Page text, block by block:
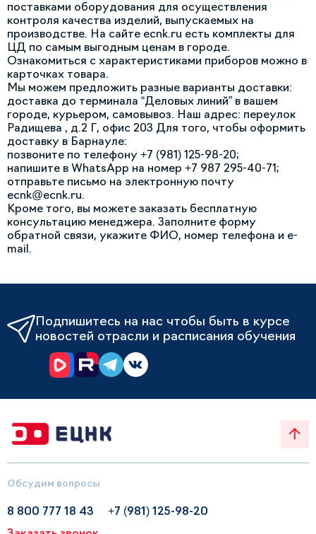
поставками оборудования для осуществления
контроля качества изделий, выпускаемых на
производстве. На сайте ecnk.ru есть комплекты для
ЦД по самым выгодным ценам в городе.
Ознакомиться с характеристиками приборов можно в
карточках товара.
Мы можем предложить разные варианты доставки:
доставка до терминала “Деловых линий” в вашем
городе, курьером, самовывоз. Наш адрес: переулок
Радищева , д.2 Г, офис 203 Для того, чтобы оформить
доставку в Барнауле:
позвоните по телефону +7 (981) 125-98-20;
напишите в WhatsApp на номер +7 987 295-40-71;
отправьте письмо на электронную почту
ecnk@ecnk.ru.
Кроме того, вы можете заказать бесплатную
консультацию менеджера. Заполните форму
обратной связи, укажите ФИО, номер телефона и e-
mail.
Подпишитесь на нас чтобы быть в курсе
новостей отрасли и расписания обучения
Обсудим вопросы
8 800 777 18 43
+7 (981) 125-98-20